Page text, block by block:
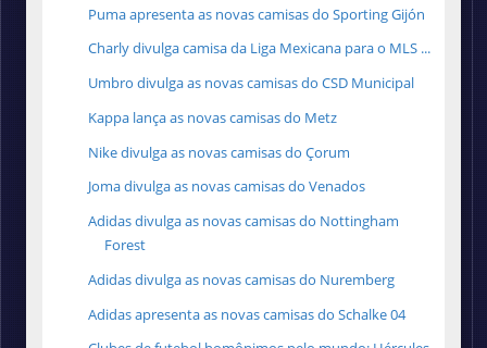
Puma apresenta as novas camisas do Sporting Gijón
Charly divulga camisa da Liga Mexicana para o MLS ...
Umbro divulga as novas camisas do CSD Municipal
Kappa lança as novas camisas do Metz
Nike divulga as novas camisas do Çorum
Joma divulga as novas camisas do Venados
Adidas divulga as novas camisas do Nottingham
Forest
Adidas divulga as novas camisas do Nuremberg
Adidas apresenta as novas camisas do Schalke 04